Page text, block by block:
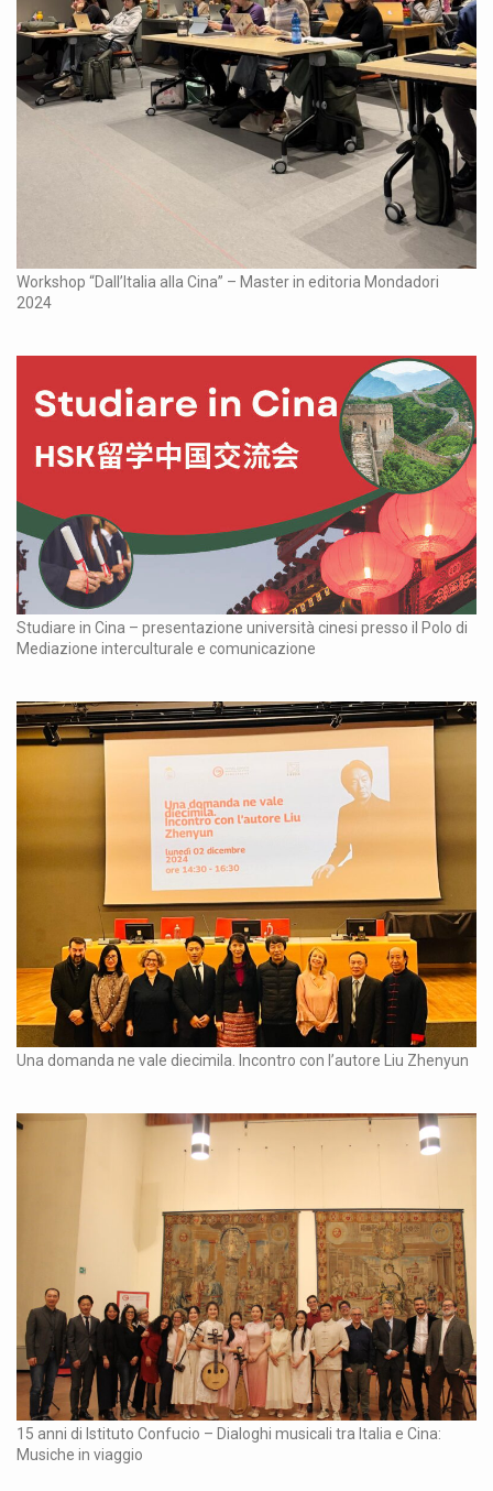
Workshop “Dall’Italia alla Cina” – Master in editoria Mondadori
2024
Studiare in Cina – presentazione università cinesi presso il Polo di
Mediazione interculturale e comunicazione
Una domanda ne vale diecimila. Incontro con l’autore Liu Zhenyun
15 anni di Istituto Confucio – Dialoghi musicali tra Italia e Cina:
Musiche in viaggio